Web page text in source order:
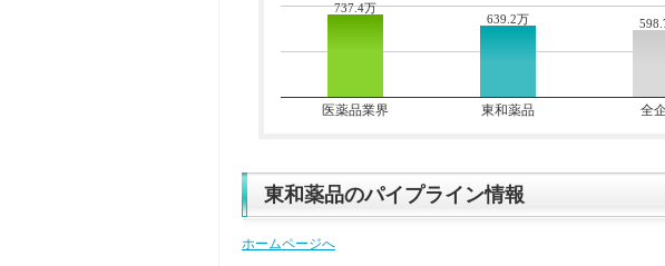
737.4万
医薬品業界
639.2万
東和薬品 全
東和薬品のパイプライン情報
ホームページへ